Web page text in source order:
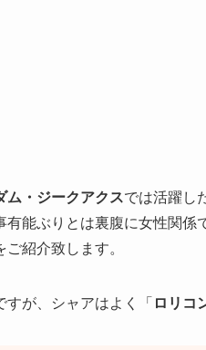
ム・ジークアクスでは活躍し
有能ぶりとは裏腹に女性関
ご紹介致します。
すが、シャアはよく「 ロリコ